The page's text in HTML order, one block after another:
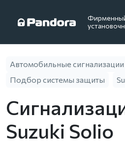
Автомобильные сигнализации
Подбор системы защиты
Suzuki Solio